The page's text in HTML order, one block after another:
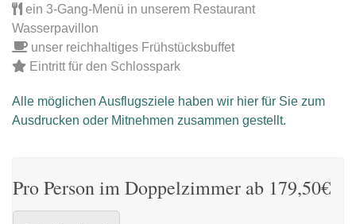
ein 3-Gang-Menü in unserem Restaurant
Wasserpavillon
unser reichhaltiges Frühstücksbuffet
Eintritt für den Schlosspark
Alle möglichen Ausflugsziele haben wir hier für Sie zum
Ausdrucken oder Mitnehmen zusammen gestellt.
Pro Person im Doppelzimmer ab 179,50€